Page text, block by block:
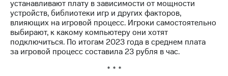
погашении
именных
облигаций
Другое
Регистратор
устанавливают плату в зависимости от мощности
устройств, библиотеки игр и других факторов,
влияющих на игровой процесс. Игроки самостоятельно
выбирают, к какому компьютеру они хотят
подключиться. По итогам 2023 года в среднем плата
за игровой процесс составила 23 рубля в час.
* * *